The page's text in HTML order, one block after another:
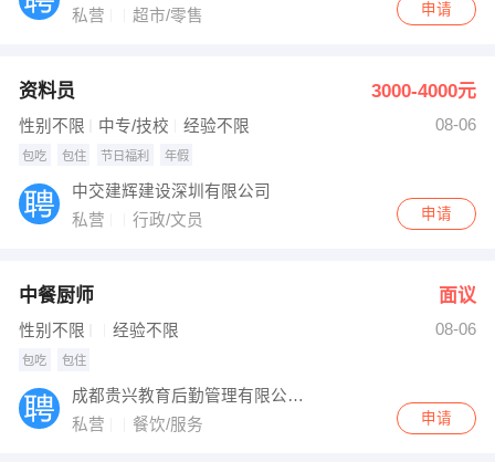
私营
超市/零售 申请
资料员 3000-4000元
性别不限 中专/技校 经验不限 08-06
包吃 包住 节日福利 年假
中交建辉建设深圳有限公司
私营
行政/文员 申请
中餐厨师 面议
性别不限 经验不限 08-06
包吃 包住
成都贵兴教育后勤管理有限公司万州分公司
私营
餐饮/服务 申请